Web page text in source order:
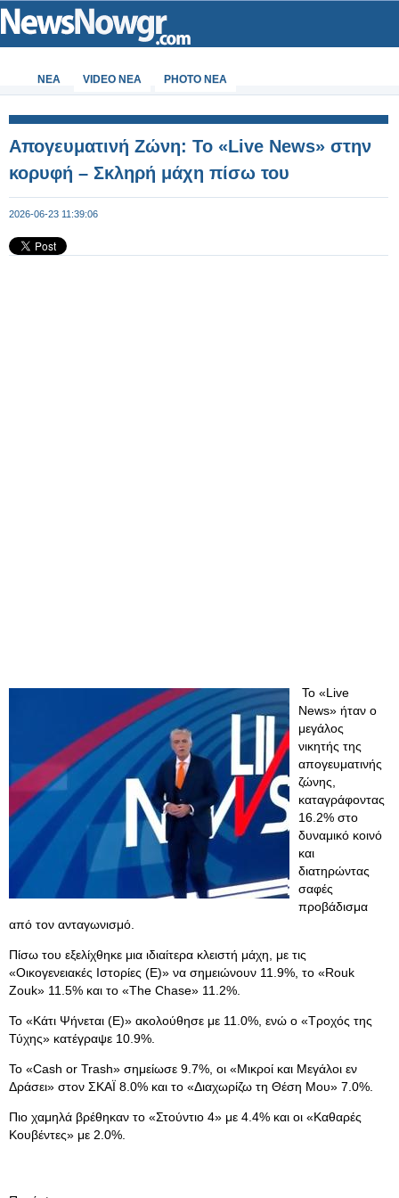
ΝΕΑ VIDEO NEA PHOTO NEA
Απογευματινή Ζώνη: Το «Live News» στην
κορυφή – Σκληρή μάχη πίσω του
2026-06-23 11:39:06
Το «Live
News» ήταν ο
μεγάλος
νικητής της
απογευματινής
ζώνης,
καταγράφοντας
16.2% στο
δυναμικό κοινό
και
διατηρώντας
σαφές
προβάδισμα
από τον ανταγωνισμό.
Πίσω του εξελίχθηκε μια ιδιαίτερα κλειστή μάχη, με τις
«Οικογενειακές Ιστορίες (E)» να σημειώνουν 11.9%, το «Rouk
Zouk» 11.5% και το «The Chase» 11.2%.
Το «Κάτι Ψήνεται (E)» ακολούθησε με 11.0%, ενώ ο «Τροχός της
Τύχης» κατέγραψε 10.9%.
Το «Cash or Trash» σημείωσε 9.7%, οι «Μικροί και Μεγάλοι εν
Δράσει» στον ΣΚΑΪ 8.0% και το «Διαχωρίζω τη Θέση Μου» 7.0%.
Πιο χαμηλά βρέθηκαν το «Στούντιο 4» με 4.4% και οι «Καθαρές
Κουβέντες» με 2.0%.